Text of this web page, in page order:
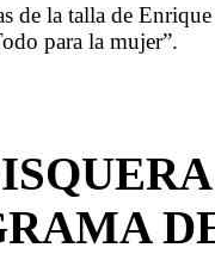
de la talla de Enrique
para la mujer”.